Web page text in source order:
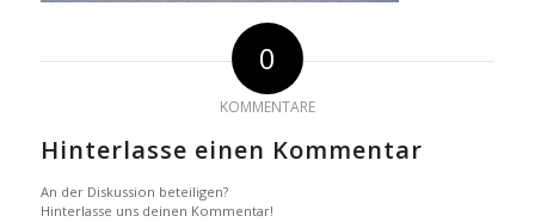
0
KOMMENTARE
Hinterlasse einen Kommentar
An der Diskussion beteiligen?
Hinterlasse uns deinen Kommentar!